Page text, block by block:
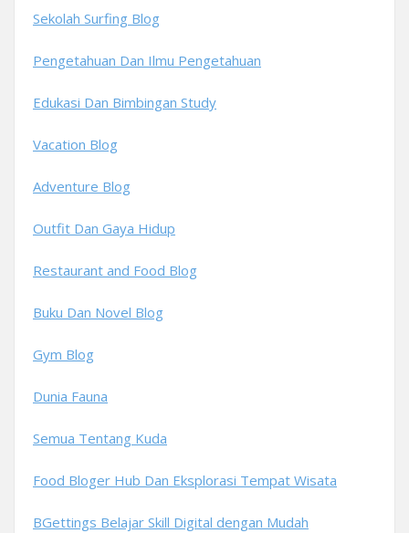
Sekolah Surfing Blog
Pengetahuan Dan Ilmu Pengetahuan
Edukasi Dan Bimbingan Study
Vacation Blog
Adventure Blog
Outfit Dan Gaya Hidup
Restaurant and Food Blog
Buku Dan Novel Blog
Gym Blog
Dunia Fauna
Semua Tentang Kuda
Food Bloger Hub Dan Eksplorasi Tempat Wisata
BGettings Belajar Skill Digital dengan Mudah